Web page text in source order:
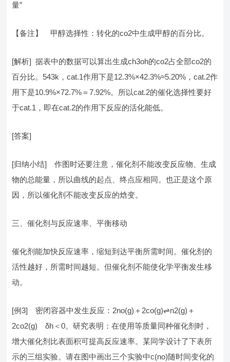
量”
【备注】 甲醇选择性：转化的co2中生成甲醇的百分比。
[解析] 据表中的数据可以算出生成ch3oh的co2占全部co2的
百分比。543k，cat.1作用下是12.3%×42.3%≈5.20%，cat.2作
用下是10.9%×72.7%＝7.92%。所以cat.2的催化选择性要好
于cat.1，即在cat.2的作用下反应的活化能低。
[答案]
[归纳小结] 作图时还要注意，催化剂不能改变反应物、生成
物的总能量，所以曲线的起点、终点应相同。也正是这个原
因，所以催化剂不能改变反应的焓变。
三、催化剂与反应速率、平衡移动
催化剂能加快反应速率，缩短到达平衡所需时间。催化剂的
活性越好，所需时间越短。但催化剂不能使化学平衡发生移
动。
[例3] 密闭容器中发生反应：2no(g)＋2co(g)⇌n2(g)＋
2co2(g) δh＜0。研究表明：在使用等质量同种催化剂时，
增大催化剂比表面积可提高反应速率。某同学设计了下表所
示的三组实验。请在图中画出三个实验中c(no)随时间变化的